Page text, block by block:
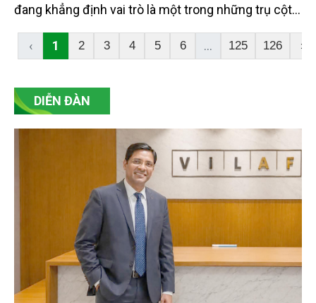
đang khẳng định vai trò là một trong những trụ cột
được trong 6 tháng đầu năm 2026 cho thấy sự
chuyển biến rõ nét trong quản trị, chuyển đổi số,
nghiệp theo hướng hiện đại, bền vững.
‹ 1 2 3 4 5 6 ... 125 126 ›
DIỄN ĐÀN